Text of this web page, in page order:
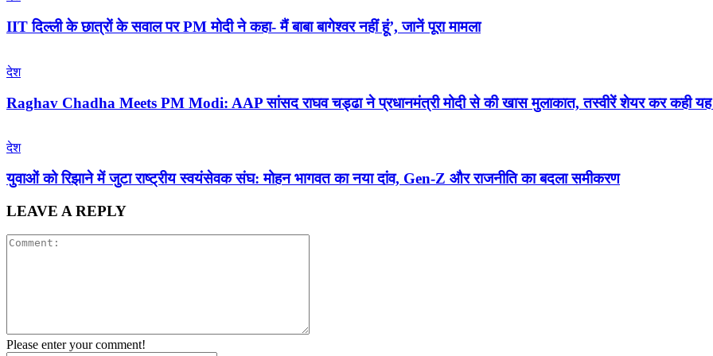
IIT दिल्ली के छात्रों के सवाल पर PM मोदी ने कहा- मैं बाबा बागेश्वर नहीं हूं’, जानें पूरा मामला
देश
Raghav Chadha Meets PM Modi: AAP सांसद राघव चड्ढा ने प्रधानमंत्री मोदी से की खास मुलाकात, तस्वीरें शेयर कर कही यह
देश
युवाओं को रिझाने में जुटा राष्ट्रीय स्वयंसेवक संघ: मोहन भागवत का नया दांव, Gen-Z और राजनीति का बदला समीकरण
LEAVE A REPLY
Please enter your comment!